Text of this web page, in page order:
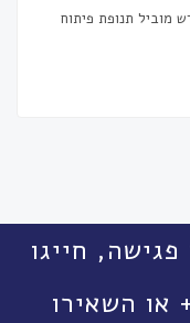
מוביל תנופת פיתוח
חייגו
351-926921448+ או השאירו